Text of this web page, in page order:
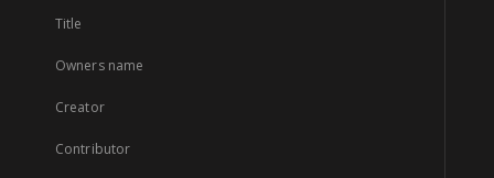
Title
Owners name
Creator
Contributor